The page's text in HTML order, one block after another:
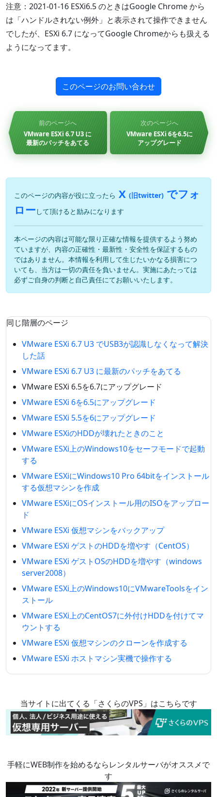
注意：2021-01-16 ESXi6.5 のときはGoogle Chrome から
は「ハンドルされない例外」と表示されて操作できません
でしたが、ESXi 6.7 になってGoogle Chromeからも扱える
ようになってます。
このページのお問い合わせ
前のページへ
VMware ESXi 6.7 U3 に
最新のパッチをあてる
次のページへ
VMware ESXi 6を6.5に
アップグレード
このページの内容が役に立ったら X (旧twitter) でフォ
ロー して頂けると励みになります
本ページの内容は可能な限り正確な情報を提供するよう努め
ていますが、内容の正確性・最新性・安全性を保証するもの
ではありません。本情報を利用して生じたいかなる損害につ
いても、当方は一切の責任を負いません。実施にあたっては
必ずご自身の判断と自己責任にてお願いいたします。
同じ階層のページ
VMware ESXi 6.7 U3 でUSB3が認識しなくなって解決
した話
VMware ESXi 6.7 U3 に最新のパッチをあてる
VMware ESXi 6.5を6.7にアップグレード
VMware ESXi 6を6.5にアップグレード
VMware ESXi 5.5を6にアップグレード
VMware ESXiのHDDが壊れたときのこと
VMware ESXi上のWindows10をセーフモードで起動
する
VMware ESXiにWindows10 Pro 64bitをインストール
する仮想マシンを作成
VMware ESXiにOSインストール用のISOをアップロー
ド
VMware ESXi 仮想マシンをバックアップ
VMware ESXi ゲストのHDDを増やす（CentOS）
VMware ESXi ゲストOSのHDDを増やす（windows
server2008）
VMware ESXi上のWindows10にVMwareToolsをイン
ストール
VMware ESXi上のCentOS7に外付けHDDを付けてマ
ウントする
VMware ESXi 仮想マシンのクローンを作成する
VMware ESXi ホストマシン実機で操作する
当サイトに出てくる「さくらのVPS」はこちらです
手軽にWEB制作を始めるならレンタルサーバがオススメで
す